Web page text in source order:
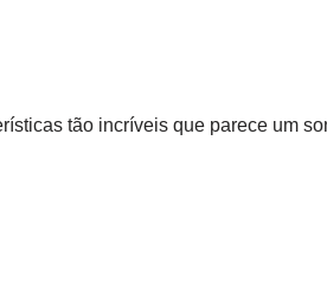
tão incríveis que parece um